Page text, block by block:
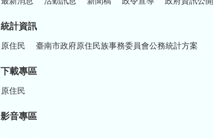
統計資訊
原住民 臺南市政府原住民族事務委員會公務統計方案
下載專區
原住民
影音專區